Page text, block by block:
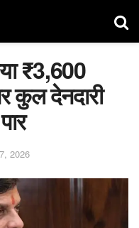
₹3,600
कुल देनदारी
2026